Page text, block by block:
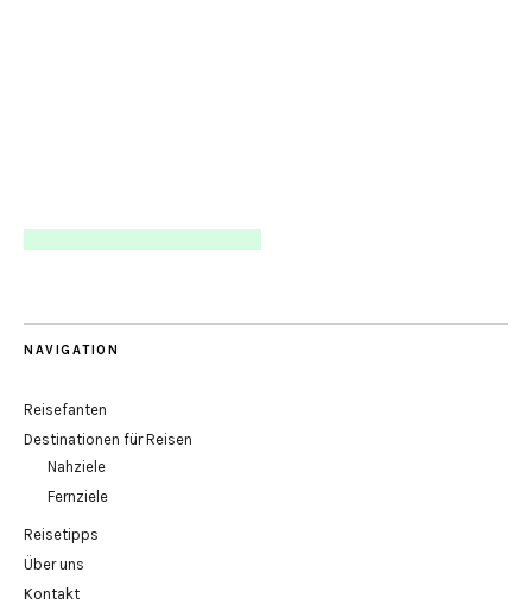
NAVIGATION
Reisefanten
Destinationen für Reisen
Nahziele
Fernziele
Reisetipps
Über uns
Kontakt